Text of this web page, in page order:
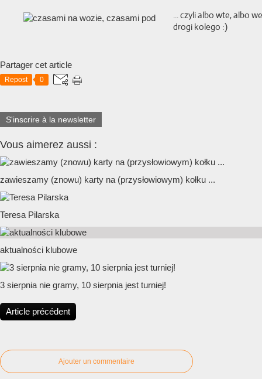
... czyli albo wte, albo
drogi kolego :)
Partager cet article
Repost 0
S'inscrire à la newsletter
Vous aimerez aussi :
zawieszamy (znowu) karty na (przysłowiowym) kołku ...
Teresa Pilarska
aktualności klubowe
3 sierpnia nie gramy, 10 sierpnia jest turniej!
Article précédent
Ajouter un commentaire